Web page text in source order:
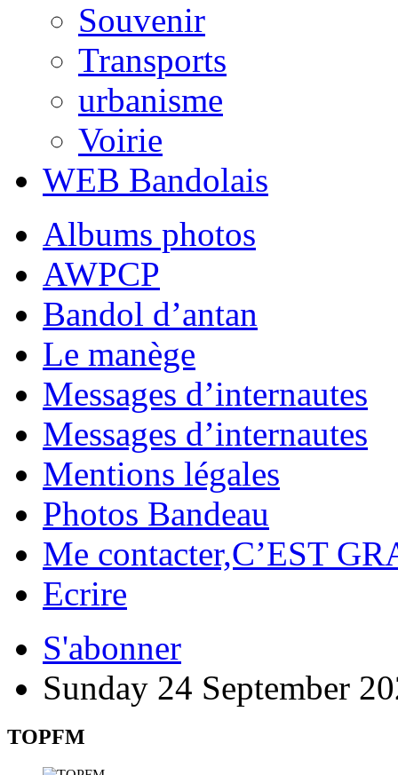
Souvenir
Transports
urbanisme
Voirie
WEB Bandolais
Albums photos
AWPCP
Bandol d’antan
Le manège
Messages d’internautes
Messages d’internautes
Mentions légales
Photos Bandeau
Me contacter,C’EST
Ecrire
S'abonner
Sunday 24 September
TOPFM